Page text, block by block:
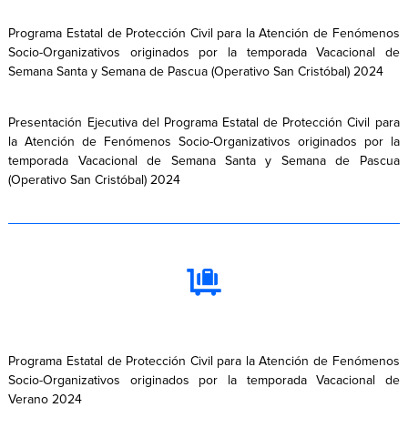
Programa Estatal de Protección Civil para la Atención de Fenómenos
Socio-Organizativos originados por la temporada Vacacional de
Semana Santa y Semana de Pascua (Operativo San Cristóbal) 2024
Presentación Ejecutiva del Programa Estatal de Protección Civil para
la Atención de Fenómenos Socio-Organizativos originados por la
temporada Vacacional de Semana Santa y Semana de Pascua
(Operativo San Cristóbal) 2024
Programa Estatal de Protección Civil para la Atención de Fenómenos
Socio-Organizativos originados por la temporada Vacacional de
Verano 2024